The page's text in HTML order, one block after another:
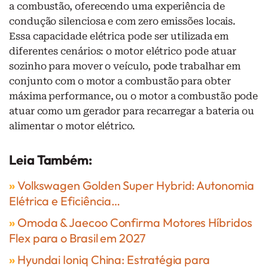
a combustão, oferecendo uma experiência de
condução silenciosa e com zero emissões locais.
Essa capacidade elétrica pode ser utilizada em
diferentes cenários: o motor elétrico pode atuar
sozinho para mover o veículo, pode trabalhar em
conjunto com o motor a combustão para obter
máxima performance, ou o motor a combustão pode
atuar como um gerador para recarregar a bateria ou
alimentar o motor elétrico.
Leia Também:
»Volkswagen Golden Super Hybrid: Autonomia
Elétrica e Eficiência…
» Omoda & Jaecoo Confirma Motores Híbridos
Flex para o Brasil em 2027
» Hyundai Ioniq China: Estratégia para